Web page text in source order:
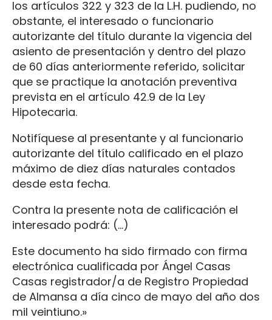
los artículos 322 y 323 de la L.H. pudiendo, no
obstante, el interesado o funcionario
autorizante del título durante la vigencia del
asiento de presentación y dentro del plazo
de 60 días anteriormente referido, solicitar
que se practique la anotación preventiva
prevista en el artículo 42.9 de la Ley
Hipotecaria.
Notifíquese al presentante y al funcionario
autorizante del título calificado en el plazo
máximo de diez días naturales contados
desde esta fecha.
Contra la presente nota de calificación el
interesado podrá: (…)
Este documento ha sido firmado con firma
electrónica cualificada por Ángel Casas
Casas registrador/a de Registro Propiedad
de Almansa a día cinco de mayo del año dos
mil veintiuno.»